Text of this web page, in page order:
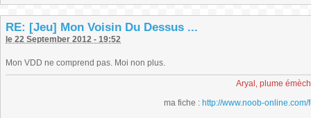
RE: [Jeu] Mon Voisin Du Dessus ...
le 22 September 2012 - 19:52
Mon VDD ne comprend pas. Moi non plus.
Aryal, plume
ma fiche : http://www.noob-